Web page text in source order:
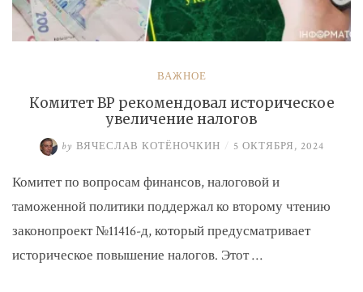
ВАЖНОЕ
Комитет ВР рекомендовал историческое
увеличение налогов
by ВЯЧЕСЛАВ КОТЁНОЧКИН / 5 ОКТЯБРЯ, 2024
Комитет по вопросам финансов, налоговой и
таможенной политики поддержал ко второму чтению
законопроект №11416-д, который предусматривает
историческое повышение налогов. Этот …